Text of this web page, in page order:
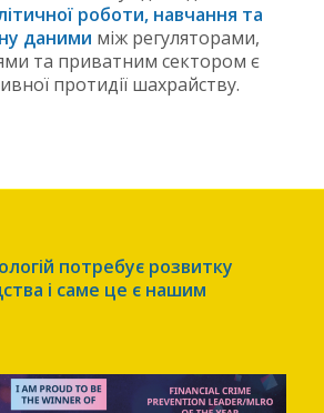
роботи, навчання та
даними між регуляторами,
та приватним сектором є
протидії шахрайству.
потребує розвитку
і саме це є нашим